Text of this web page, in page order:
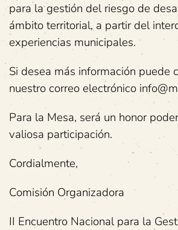
para la gestión del riesgo de
ámbito territorial, a partir del
experiencias municipales.
Si desea más información puede
nuestro correo electrónico
Para la Mesa, será un honor
valiosa participación.
Cordialmente,
Comisión Organizadora
II Encuentro Nacional para la